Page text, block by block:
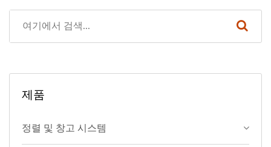
제품
정렬 및 창고 시스템